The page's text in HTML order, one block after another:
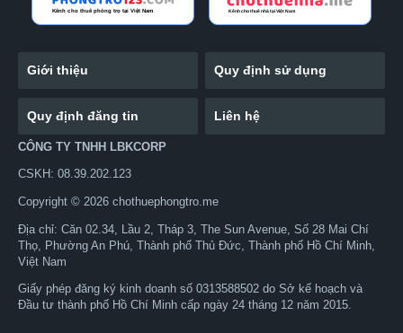
Giới thiệu Quy định sử dụng
Quy định đăng tin Liên hệ
CÔNG TY TNHH LBKCORP
CSKH: 08.39.202.123
Copyright © 2026 chothuephongtro.me
Địa chỉ: Căn 02.34, Lầu 2, Tháp 3, The Sun Avenue, Số 28 Mai Chí
Thọ, Phường An Phú, Thành phố Thủ Đức, Thành phố Hồ Chí Minh,
Việt Nam
Giấy phép đăng ký kinh doanh số 0313588502 do Sở kế hoạch và
Đầu tư thành phố Hồ Chí Minh cấp ngày 24 tháng 12 năm 2015.